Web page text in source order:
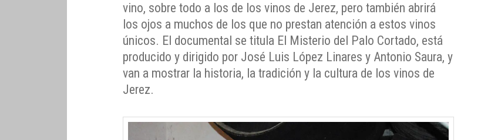
vino, sobre todo a los de los vinos de Jerez, pero también abrirá
los ojos a muchos de los que no prestan atención a estos vinos
únicos. El documental se titula El Misterio del Palo Cortado, está
producido y dirigido por José Luis López Linares y Antonio Saura, y
van a mostrar la historia, la tradición y la cultura de los vinos de
Jerez.